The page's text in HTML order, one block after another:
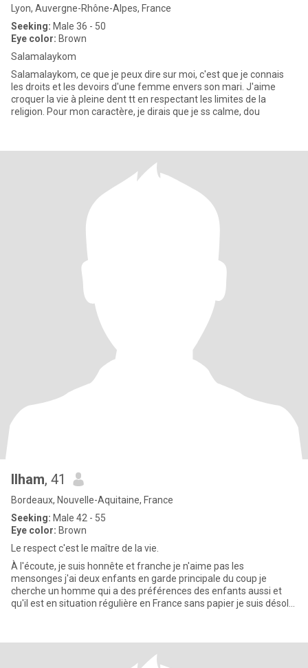
Lyon, Auvergne-Rhône-Alpes, France
Seeking: Male 36 - 50
Eye color: Brown
Salamalaykom
Salamalaykom, ce que je peux dire sur moi, c'est que je connais
les droits et les devoirs d'une femme envers son mari. J'aime
croquer la vie à pleine dent tt en respectant les limites de la
religion. Pour mon caractère, je dirais que je ss calme, dou
Ilham, 41
Bordeaux, Nouvelle-Aquitaine, France
Seeking: Male 42 - 55
Eye color: Brown
Le respect c'est le maître de la vie.
À l'écoute, je suis honnête et franche je n'aime pas les
mensonges j'ai deux enfants en garde principale du coup je
cherche un homme qui a des préférences des enfants aussi et
qu'il est en situation régulière en France sans papier je suis désolé